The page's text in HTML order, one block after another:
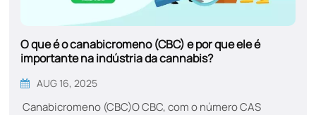
O que é o canabicromeno (CBC) e por que ele é
importante na indústria da cannabis?
AUG 16, 2025
Canabicromeno (CBC)O CBC, com o número CAS